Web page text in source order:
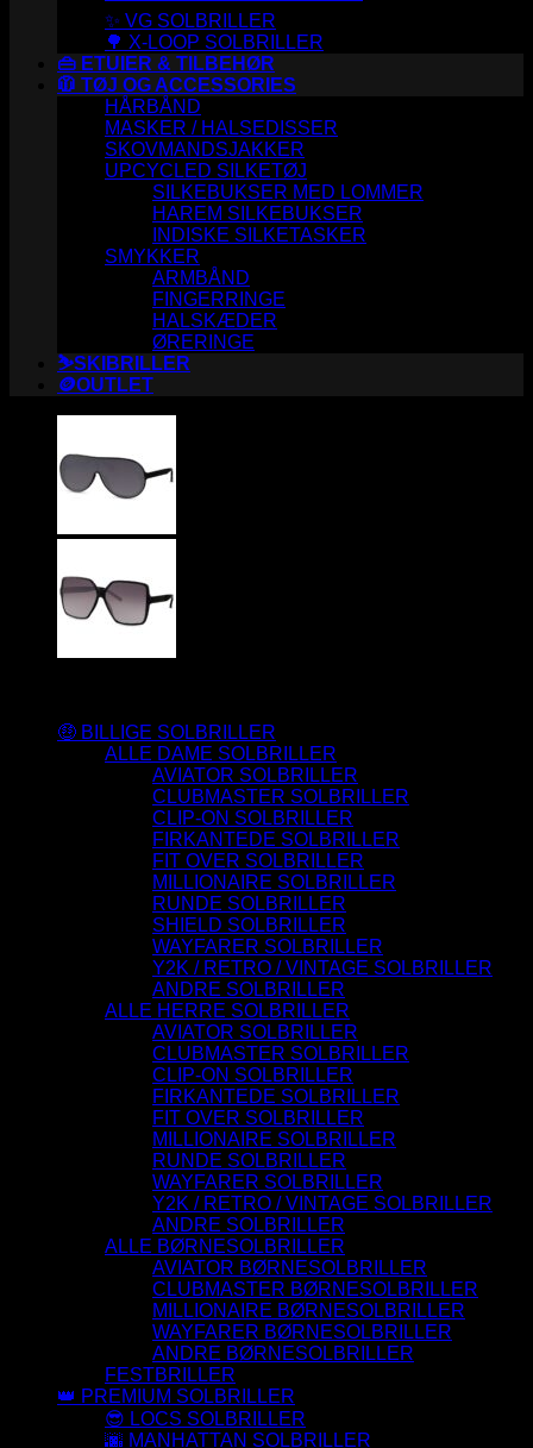
✨ VG SOLBRILLER
🌳 X-LOOP SOLBRILLER
👜 ETUIER & TILBEHØR
🧥 TØJ OG ACCESSORIES
HÅRBÅND
MASKER / HALSEDISSER
SKOVMANDSJAKKER
UPCYCLED SILKETØJ
SILKEBUKSER MED LOMMER
HAREM SILKEBUKSER
INDISKE SILKETASKER
SMYKKER
ARMBÅND
FINGERRINGE
HALSKÆDER
ØRERINGE
⛷️SKIBRILLER
🪙OUTLET
🤑 BILLIGE SOLBRILLER
ALLE DAME SOLBRILLER
AVIATOR SOLBRILLER
CLUBMASTER SOLBRILLER
CLIP-ON SOLBRILLER
FIRKANTEDE SOLBRILLER
FIT OVER SOLBRILLER
MILLIONAIRE SOLBRILLER
RUNDE SOLBRILLER
SHIELD SOLBRILLER
WAYFARER SOLBRILLER
Y2K / RETRO / VINTAGE SOLBRILLER
ANDRE SOLBRILLER
ALLE HERRE SOLBRILLER
AVIATOR SOLBRILLER
CLUBMASTER SOLBRILLER
CLIP-ON SOLBRILLER
FIRKANTEDE SOLBRILLER
FIT OVER SOLBRILLER
MILLIONAIRE SOLBRILLER
RUNDE SOLBRILLER
WAYFARER SOLBRILLER
Y2K / RETRO / VINTAGE SOLBRILLER
ANDRE SOLBRILLER
ALLE BØRNESOLBRILLER
AVIATOR BØRNESOLBRILLER
CLUBMASTER BØRNESOLBRILLER
MILLIONAIRE BØRNESOLBRILLER
WAYFARER BØRNESOLBRILLER
ANDRE BØRNESOLBRILLER
FESTBRILLER
👑 PREMIUM SOLBRILLER
😎 LOCS SOLBRILLER
🌆 MANHATTAN SOLBRILLER